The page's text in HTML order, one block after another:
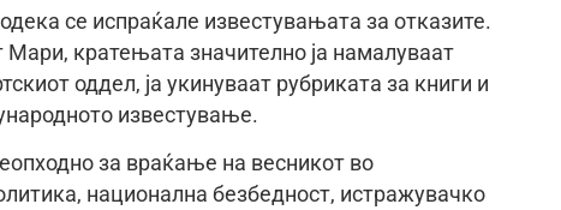
се испраќале известувањата за отказите.
кратењата значително ја намалуваат
оддел, ја укинуваат рубриката за книги и
известување.
за враќање на весникот во
национална безбедност, истражувачко